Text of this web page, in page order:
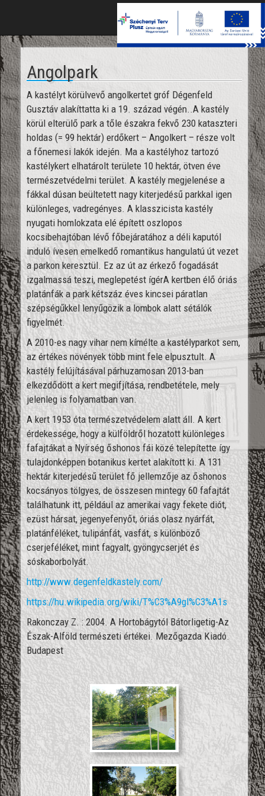
Angolpark
A kastélyt körülvevő angolkertet gróf Dégenfeld
Gusztáv alakíttatta ki a 19. század végén..A kastély
körül elterülő park a tőle északra fekvő 230 kataszteri
holdas (= 99 hektár) erdőkert – Angolkert – része volt
a főnemesi lakók idején. Ma a kastélyhoz tartozó
kastélykert elhatárolt területe 10 hektár, ötven éve
természetvédelmi terület. A kastély megjelenése a
fákkal dúsan beültetett nagy kiterjedésű parkkal igen
különleges, vadregényes. A klasszicista kastély
nyugati homlokzata elé épített oszlopos
kocsibehajtóban lévő főbejáratához a déli kaputól
induló ívesen emelkedő romantikus hangulatú út vezet
a parkon keresztül. Ez az út az érkező fogadását
izgalmassá teszi, meglepetést ígérA kertben élő óriás
platánfák a park kétszáz éves kincsei páratlan
szépségűkkel lenyűgözik a lombok alatt sétálók
figyelmét.
A 2010-es nagy vihar nem kímélte a kastélyparkot sem,
az értékes növények több mint fele elpusztult. A
kastély felújításával párhuzamosan 2013-ban
elkezdődött a kert megifjítása, rendbetétele, mely
jelenleg is folyamatban van.
A kert 1953 óta természetvédelem alatt áll. A kert
érdekessége, hogy a külföldről hozatott különleges
fafajtákat a Nyírség őshonos fái közé telepítette így
tulajdonképpen botanikus kertet alakított ki. A 131
hektár kiterjedésű terület fő jellemzője az őshonos
kocsányos tölgyes, de összesen mintegy 60 fafajtát
találhatunk itt, például az amerikai vagy fekete diót,
ezüst hársat, jegenyefenyőt, óriás olasz nyárfát,
platánféléket, tulipánfát, vasfát, s különböző
cserjeféléket, mint fagyalt, gyöngycserjét és
sóskaborbolyát.
http://www.degenfeldkastely.com/
https://hu.wikipedia.org/wiki/T%C3%A9gl%C3%A1s
Rakonczay Z. : 2004. A Hortobágytól Bátorligetig-Az
Észak-Alföld természeti értékei. Mezőgazda Kiadó.
Budapest